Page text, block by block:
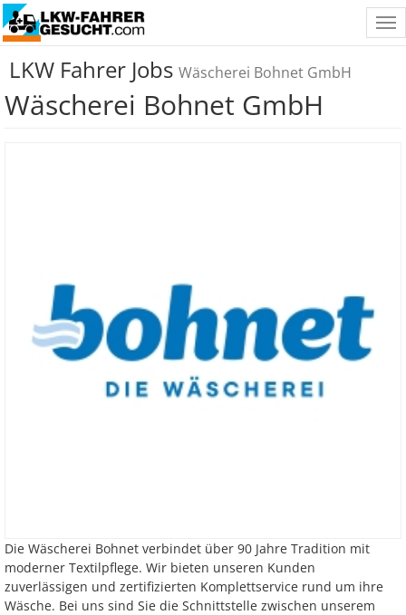
LKW Fahrer Jobs Wäscherei Bohnet GmbH
Wäscherei Bohnet GmbH
Die Wäscherei Bohnet verbindet über 90 Jahre Tradition mit
moderner Textilpflege. Wir bieten unseren Kunden
zuverlässigen und zertifizierten Komplettservice rund um ihre
Wäsche. Bei uns sind Sie die Schnittstelle zwischen unserem